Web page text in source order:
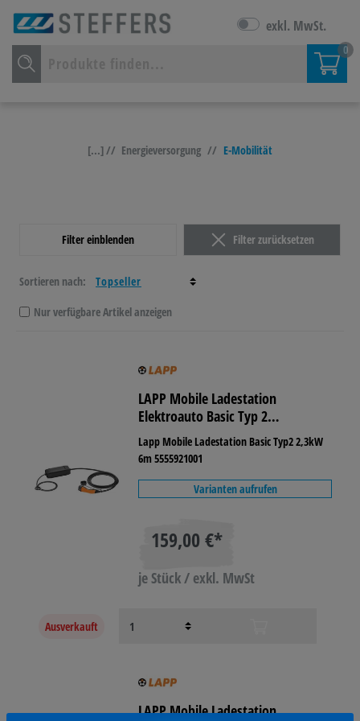
exkl. MwSt.
0
[...] // Energieversorgung // E-Mobilität
Filter einblenden Filter zurücksetzen
Sortieren nach:
Nur verfügbare Artikel anzeigen
LAPP Mobile Ladestation
Elektroauto Basic Typ 2
Kupplung/Schuko-Stecker 10 A
Lapp Mobile Ladestation Basic Typ2 2,3kW
6m 5555921001
Varianten aufrufen
159,00 €*
je Stück / exkl. MwSt
Ausverkauft
LAPP Mobile Ladestation